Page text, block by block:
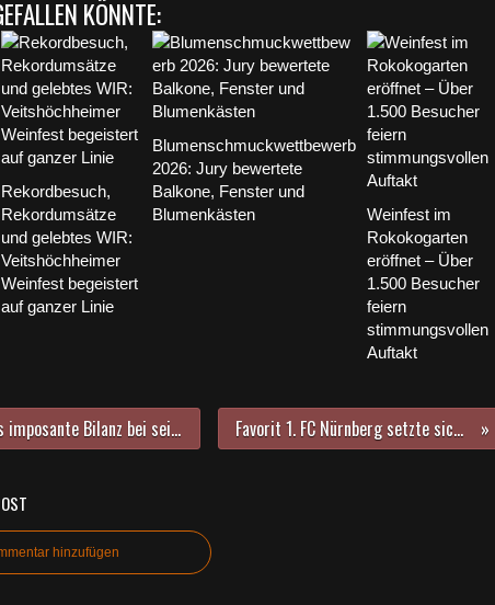
KÖNNTE:
Rekordbesuch,
Rekordumsätze
und gelebtes WIR:
Veitshöchheimer
Weinfest begeistert
auf ganzer Linie
Blumenschmuckwettbewerb
2026: Jury bewertete
Balkone, Fenster und
Blumenkästen
Weinfest im
Rokokogarten
eröffnet – Über
1.500 Besucher
feiern
stimmungsvollen
Auftakt
Rainer Kinzkofers imposante Bilanz bei seinem letzten gemeindlichen Neujahrsempfang - Herbert Mennig besonders geehrt Favorit 1. FC Nürnberg setzte sich durch beim U17-Juniorinnen-Hallenturnier des SV Veitshochheim
hinzufügen